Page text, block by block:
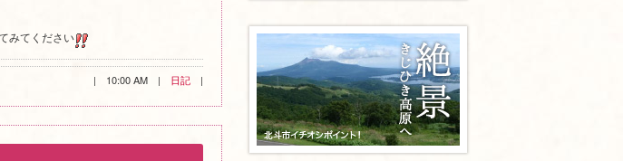
みてください
| 10:00 AM | 日記 |